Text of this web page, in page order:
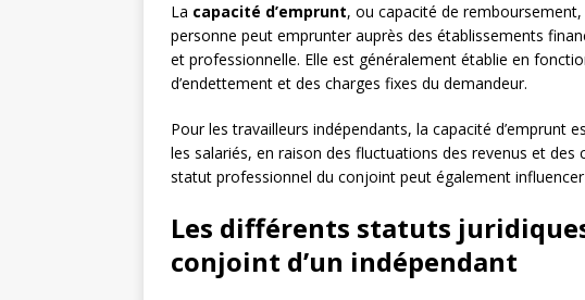
La capacité d’emprunt, ou capacité de
personne peut emprunter auprès des établissements
et professionnelle. Elle est généralement établie en
d’endettement et des charges fixes du demandeur.
Pour les travailleurs indépendants, la capacité d’emprunt
les salariés, en raison des fluctuations des revenus et
statut professionnel du conjoint peut également
Les différents statuts
conjoint d’un indépendant